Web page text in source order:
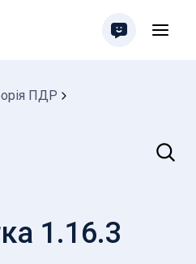
ПДР
Пошук
1.16.3